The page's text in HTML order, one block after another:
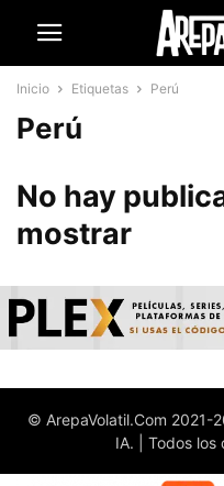
Inicio Etiquetas Perú
Perú
No hay
mostrar
© ArepaVolatil.Com 2021-
IA. | Todos los